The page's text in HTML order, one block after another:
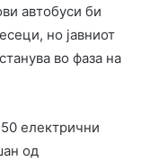
автобуси би
но јавниот
во фаза на
електрични
од